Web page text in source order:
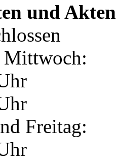
und
Mittwoch:
Freitag: